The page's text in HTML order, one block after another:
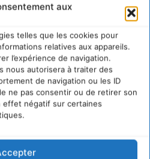
aux
telles que les cookies pour
relatives aux appareils.
l’expérience de navigation.
nous autorisera à traiter des
de navigation ou les ID
ne pas consentir ou de retirer son
négatif sur certaines
M'ABONNE